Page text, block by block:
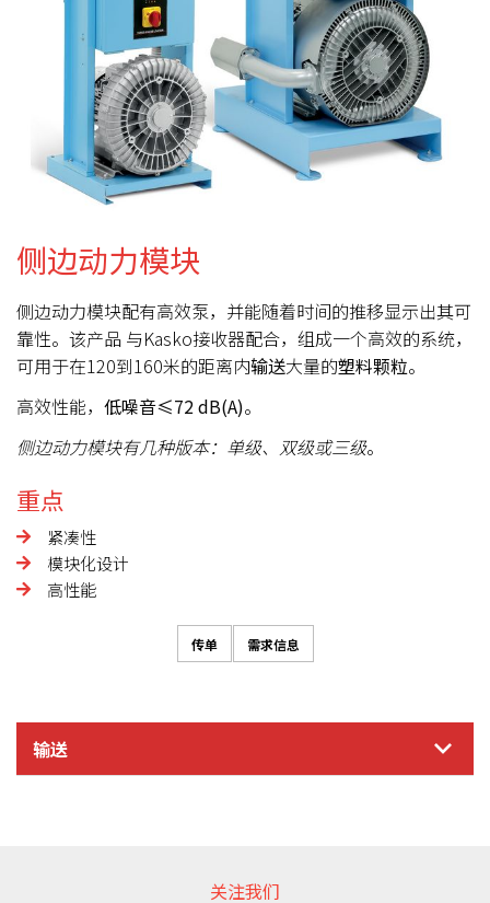
侧边动力模块
侧边动力模块配有高效泵，并能随着时间的推移显示出其可
靠性。该产品 与Kasko接收器配合，组成一个高效的系统，
可用于在120到160米的距离内输送大量的塑料颗粒。
高效性能， 低噪音≤72 dB(A)。
侧边动力模块有几种版本：单级、双级或三级。
重点
紧凑性
模块化设计
高性能
传单 需求信息
输送
关注我们